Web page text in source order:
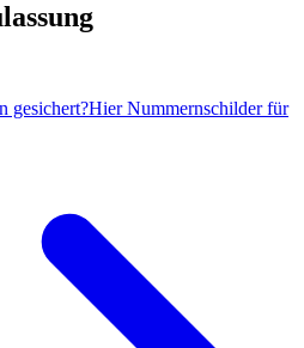
gesichert?Hier Nummernschilder für